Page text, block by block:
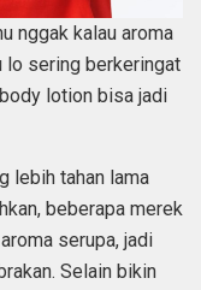
nggak kalau aroma
lo sering berkeringat
lotion bisa jadi
lebih tahan lama
beberapa merek
serupa, jadi
Selain bikin